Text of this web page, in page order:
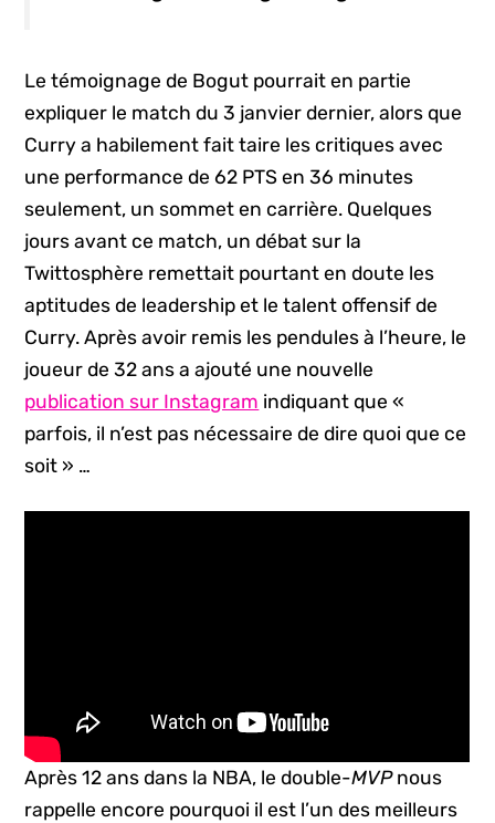
Le témoignage de Bogut pourrait en partie
expliquer le match du 3 janvier dernier, alors que
Curry a habilement fait taire les critiques avec
une performance de 62 PTS en 36 minutes
seulement, un sommet en carrière. Quelques
jours avant ce match, un débat sur la
Twittosphère remettait pourtant en doute les
aptitudes de leadership et le talent offensif de
Curry. Après avoir remis les pendules à l’heure, le
joueur de 32 ans a ajouté une nouvelle
publication sur Instagram indiquant que «
parfois, il n’est pas nécessaire de dire quoi que ce
soit » …
Après 12 ans dans la NBA, le double-MVPnous
rappelle encore pourquoi il est l’un des meilleurs